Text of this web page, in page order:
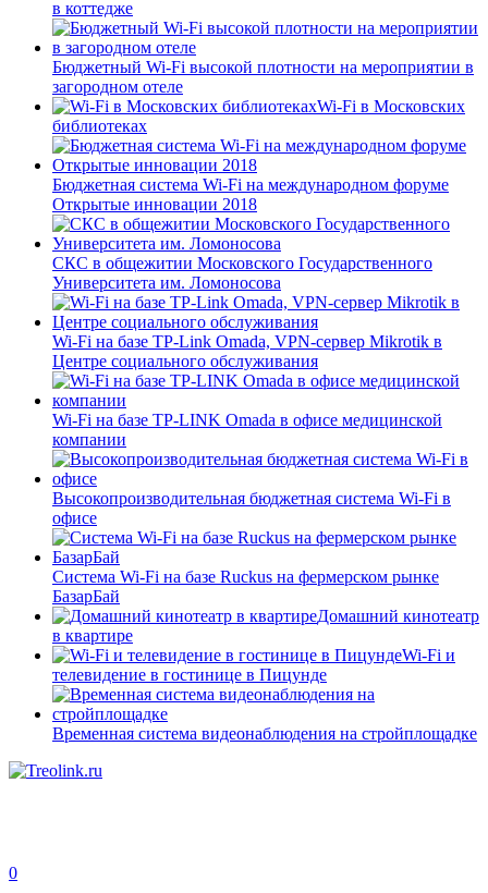
в коттедже
Бюджетный Wi-Fi высокой плотности на мероприятии в
загородном отеле
Wi-Fi в Московских
библиотеках
Бюджетная система Wi-Fi на международном форуме
Открытые инновации 2018
СКС в общежитии Московского Государственного
Университета им. Ломоносова
Wi-Fi на базе TP-Link Omada, VPN-сервер Mikrotik в
Центре социального обслуживания
Wi-Fi на базе TP-LINK Omada в офисе медицинской
компании
Высокопроизводительная бюджетная система Wi-Fi в
офисе
Система Wi-Fi на базе Ruckus на фермерском рынке
БазарБай
Домашний кинотеатр
в квартире
Wi-Fi и
телевидение в гостинице в Пицунде
Временная система видеонаблюдения на стройплощадке
0